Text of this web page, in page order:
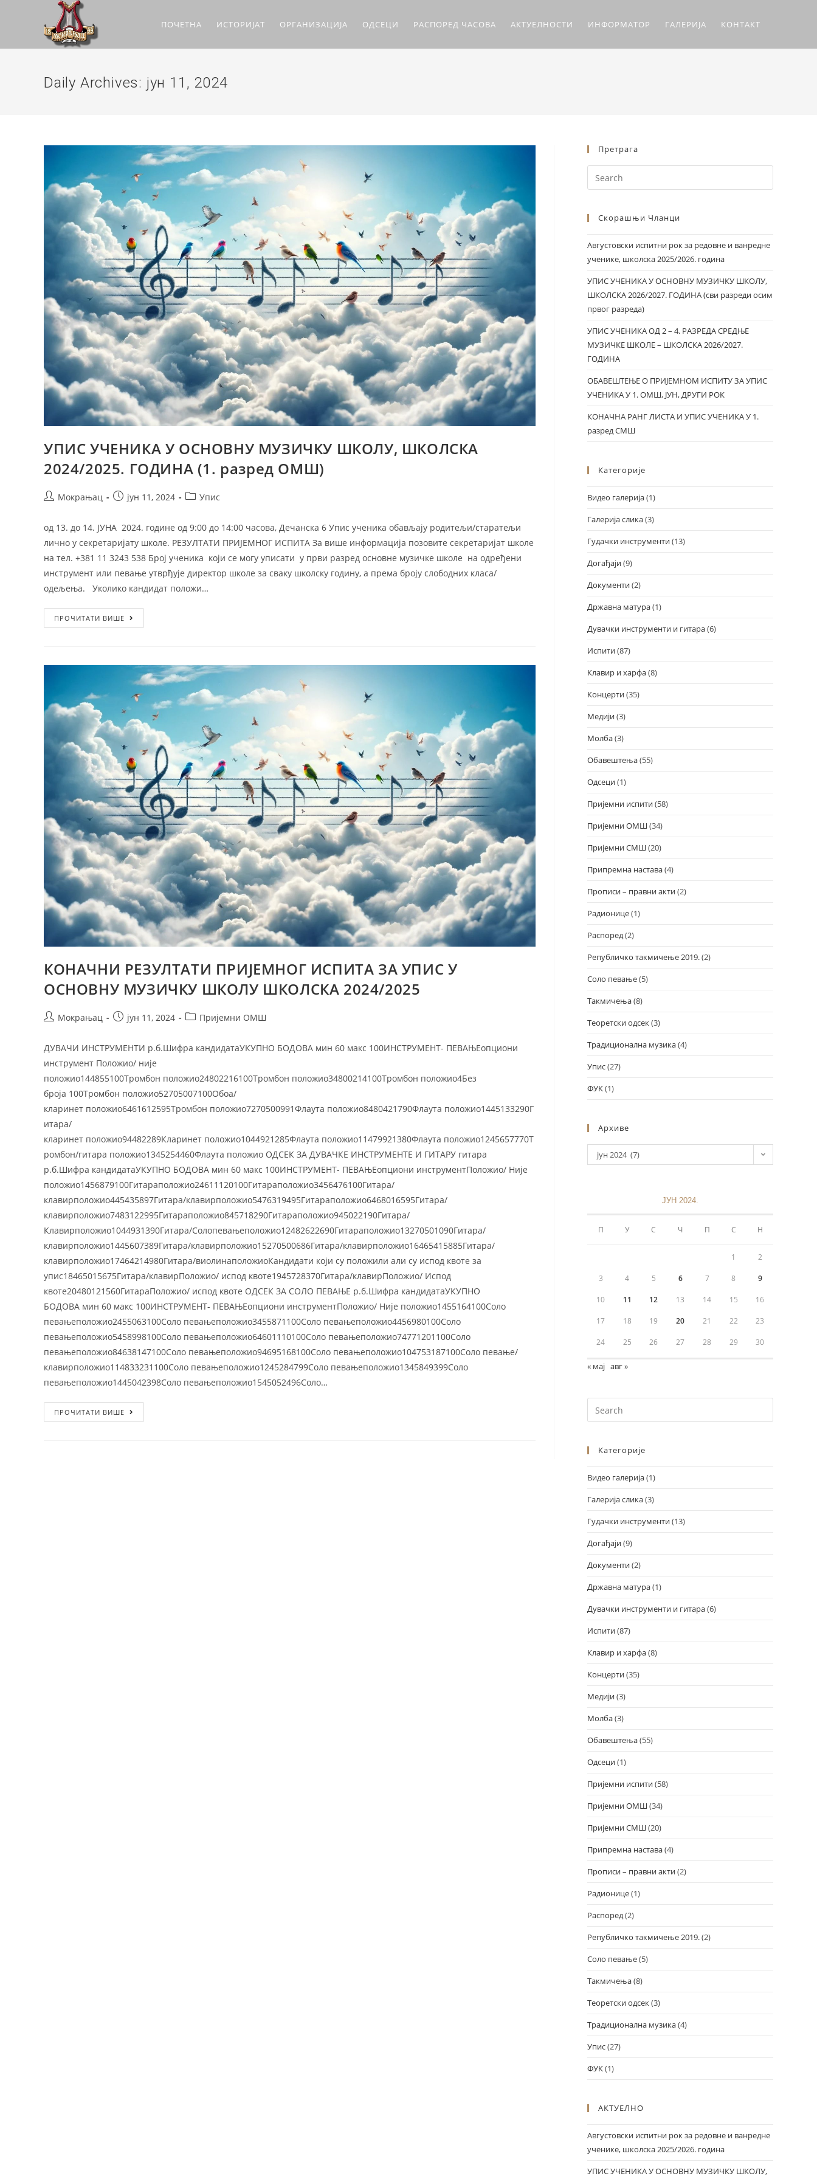
ПОЧЕТНА ИСТОРИЈАТ ОРГАНИЗАЦИЈА ОДСЕЦИ РАСПОРЕД ЧАСОВА АКТУЕЛНОСТИ ИНФОРМАТОР ГАЛЕРИЈА КОНТАКТ
Daily Archives: јун 11, 2024
УПИС УЧЕНИКА У ОСНОВНУ МУЗИЧКУ ШКОЛУ, ШКОЛСКА
2024/2025. ГОДИНА (1. разред ОМШ)
Мокрањац јун 11, 2024 Упис
од 13. до 14. ЈУНА 2024. године од 9:00 до 14:00 часова, Дечанска 6 Упис ученика обављају родитељи/старатељи
лично у секретаријату школе. РЕЗУЛТАТИ ПРИЈЕМНОГ ИСПИТА За више информација позовите секретаријат школе
на тел. +381 11 3243 538 Број ученика који се могу уписати у први разред основне музичке школе на одређени
инструмент или певање утврђује директор школе за сваку школску годину, а према броју слободних класа/
одељења. Уколико кандидат положи…
ПРОЧИТАТИ ВИШЕ
КОНАЧНИ РЕЗУЛТАТИ ПРИЈЕМНОГ ИСПИТА ЗА УПИС У
ОСНОВНУ МУЗИЧКУ ШКОЛУ ШКОЛСКА 2024/2025
Мокрањац јун 11, 2024 Пријемни ОМШ
ДУВАЧИ ИНСТРУМЕНТИ р.б.Шифра кандидатаУКУПНО БОДОВА мин 60 макс 100ИНСТРУМЕНТ- ПЕВАЊЕопциони
инструмент Положио/ није
положио144855100Тромбон положио24802216100Тромбон положио34800214100Тромбон положио4Без
броја 100Тромбон положио52705007100Обоа/
кларинет положио6461612595Тромбон положио7270500991Флаута положио8480421790Флаута положио1445133290Г
итара/
кларинет положио94482289Кларинет положио1044921285Флаута положио11479921380Флаута положио1245657770Т
ромбон/гитара положио1345254460Флаута положио ОДСЕК ЗА ДУВАЧКЕ ИНСТРУМЕНТЕ И ГИТАРУ гитара
р.б.Шифра кандидатаУКУПНО БОДОВА мин 60 макс 100ИНСТРУМЕНТ- ПЕВАЊЕопциони инструментПоложио/ Није
положио1456879100Гитараположио24611120100Гитараположио3456476100Гитара/
клавирположио445435897Гитара/клавирположио5476319495Гитараположио6468016595Гитара/
клавирположио7483122995Гитараположио845718290Гитараположио945022190Гитара/
Клавирположио1044931390Гитара/Солопевањеположио12482622690Гитараположио13270501090Гитара/
клавирположио1445607389Гитара/клавирположио15270500686Гитара/клавирположио16465415885Гитара/
клавирположио17464214980Гитара/виолинаположиоКандидати који су положили али су испод квоте за
упис18465015675Гитара/клавирПоложио/ испод квоте1945728370Гитара/клавирПоложио/ Испод
квоте20480121560ГитараПоложио/ испод квоте ОДСЕК ЗА СОЛО ПЕВАЊЕ р.б.Шифра кандидатаУКУПНО
БОДОВА мин 60 макс 100ИНСТРУМЕНТ- ПЕВАЊЕопциони инструментПоложио/ Није положио1455164100Соло
певањеположио2455063100Соло певањеположио3455871100Соло певањеположио4456980100Соло
певањеположио5458998100Соло певањеположио64601110100Соло певањеположио74771201100Соло
певањеположио84638147100Соло певањеположио94695168100Соло певањеположио104753187100Соло певање/
клавирположио114833231100Соло певањеположио1245284799Соло певањеположио1345849399Соло
певањеположио1445042398Соло певањеположио1545052496Соло…
ПРОЧИТАТИ ВИШЕ
Претрага
Скорашњи Чланци
Августовски испитни рок за редовне и ванредне
ученике, школска 2025/2026. година
УПИС УЧЕНИКА У ОСНОВНУ МУЗИЧКУ ШКОЛУ,
ШКОЛСКА 2026/2027. ГОДИНА (сви разреди осим
првог разреда)
УПИС УЧЕНИКА ОД 2 – 4. РАЗРЕДА СРЕДЊЕ
МУЗИЧКЕ ШКОЛЕ – ШКОЛСКА 2026/2027.
ГОДИНА
ОБАВЕШТЕЊЕ О ПРИЈЕМНОМ ИСПИТУ ЗА УПИС
УЧЕНИКА У 1. ОМШ, ЈУН, ДРУГИ РОК
КОНАЧНА РАНГ ЛИСТА И УПИС УЧЕНИКА У 1.
разред СМШ
Категорије
Видео галерија(1)
Галерија слика(3)
Гудачки инструменти(13)
Догађаји(9)
Документи(2)
Државна матура(1)
Дувачки инструменти и гитара(6)
Испити(87)
Клавир и харфа(8)
Концерти(35)
Медији(3)
Молба(3)
Обавештења(55)
Одсеци(1)
Пријемни испити(58)
Пријемни ОМШ(34)
Пријемни СМШ(20)
Припремна настава(4)
Прописи – правни акти(2)
Радионице(1)
Распоред(2)
Републичко такмичење 2019.(2)
Соло певање(5)
Такмичења(8)
Теоретски одсек(3)
Традиционална музика(4)
Упис(27)
ФУК(1)
Архиве
јун 2024 (7)
ЈУН 2024.
П У С Ч П С Н
1 2
3 4 5 6 7 8 9
10 11 12 13 14 15 16
17 18 19 20 21 22 23
24 25 26 27 28 29 30
« мај авг »
Категорије
Видео галерија(1)
Галерија слика(3)
Гудачки инструменти(13)
Догађаји(9)
Документи(2)
Државна матура(1)
Дувачки инструменти и гитара(6)
Испити(87)
Клавир и харфа(8)
Концерти(35)
Медији(3)
Молба(3)
Обавештења(55)
Одсеци(1)
Пријемни испити(58)
Пријемни ОМШ(34)
Пријемни СМШ(20)
Припремна настава(4)
Прописи – правни акти(2)
Радионице(1)
Распоред(2)
Републичко такмичење 2019.(2)
Соло певање(5)
Такмичења(8)
Теоретски одсек(3)
Традиционална музика(4)
Упис(27)
ФУК(1)
АКТУЕЛНО
Августовски испитни рок за редовне и ванредне
ученике, школска 2025/2026. година
УПИС УЧЕНИКА У ОСНОВНУ МУЗИЧКУ ШКОЛУ,
Почетна
Историјат
Ст. Ст. Мокрањац
Школовање
Организација школе
Одсеци
Клавир и харфа
Гудачи и камерна
Дувачи и гитара
Соло певање
Традиционална музика
Општеобразовна настава
Актуелности
Календар дешавања
Распоред часова ОМШ
Распоред часова СМШ
Документи
Прописи
+381 11 3243 538
sekretarijat@mokranjacbg.rs
Дечанска 6, 11000, Београд,
Крунска 8, 11000, Београд
ПРАТИТЕ НАС